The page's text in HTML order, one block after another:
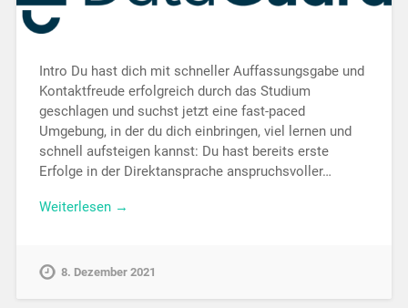
Intro Du hast dich mit schneller Auffassungsgabe und
Kontaktfreude erfolgreich durch das Studium
geschlagen und suchst jetzt eine fast-paced
Umgebung, in der du dich einbringen, viel lernen und
schnell aufsteigen kannst: Du hast bereits erste
Erfolge in der Direktansprache anspruchsvoller…
Weiterlesen →
8. Dezember 2021